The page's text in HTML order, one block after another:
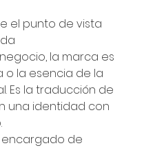
el punto de vista
la marca es
o la esencia de la
Es la traducción de
una identidad con
encargado de